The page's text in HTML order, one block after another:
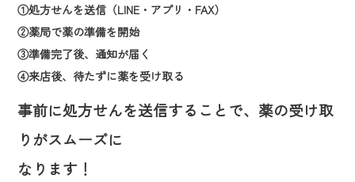
①処方せんを送信（LINE・アプリ・FAX）
②薬局で薬の準備を開始
③準備完了後、通知が届く
④来店後、待たずに薬を受け取る
事前に処方せんを送信することで、薬の受け取
りがスムーズに
なります！